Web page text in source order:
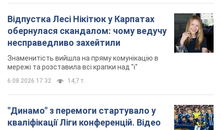
Відпустка Лесі Нікітюк у Карпатах
обернулася скандалом: чому ведучу
несправедливо захейтили
Знаменитість вийшла на пряму комунікацію в
мережі та розставила всі крапки над "і"
6.08.2026 17:32 14,7 т.
"Динамо" з перемоги стартувало у
кваліфікації Ліги конференцій. Відео